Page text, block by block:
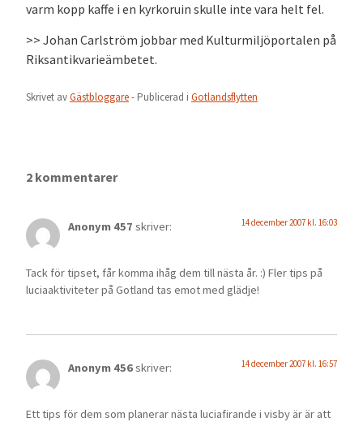
varm kopp kaffe i en kyrkoruin skulle inte vara helt fel.
>> Johan Carlström jobbar med Kulturmiljöportalen på
Riksantikvarieämbetet.
Skrivet avGästbloggare- Publicerad i Gotlandsflytten
2 kommentarer
Anonym 457 skriver: 14 december 2007 kl. 16:03
Tack för tipset, får komma ihåg dem till nästa år. :) Fler tips på
luciaaktiviteter på Gotland tas emot med glädje!
Anonym 456skriver: 14 december 2007 kl. 16:57
Ett tips för dem som planerar nästa luciafirande i visby är är att